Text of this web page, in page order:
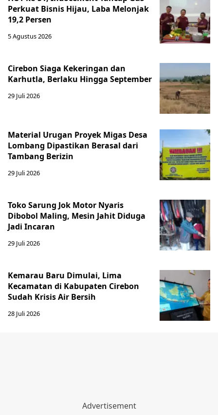
Perkuat Bisnis Hijau, Laba Melonjak
19,2 Persen
5 Agustus 2026
Cirebon Siaga Kekeringan dan
Karhutla, Berlaku Hingga September
29 Juli 2026
Material Urugan Proyek Migas Desa
Lombang Dipastikan Berasal dari
Tambang Berizin
29 Juli 2026
Toko Sarung Jok Motor Nyaris
Dibobol Maling, Mesin Jahit Diduga
Jadi Incaran
29 Juli 2026
Kemarau Baru Dimulai, Lima
Kecamatan di Kabupaten Cirebon
Sudah Krisis Air Bersih
28 Juli 2026